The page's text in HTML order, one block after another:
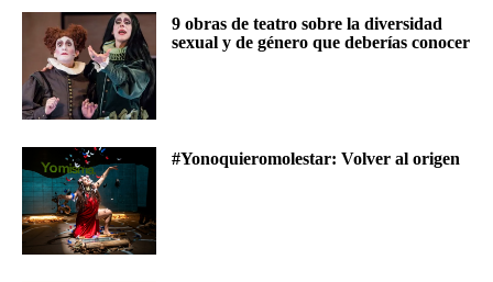
9 obras de teatro sobre la diversidad
sexual y de género que deberías conocer
#Yonoquieromolestar: Volver al origen